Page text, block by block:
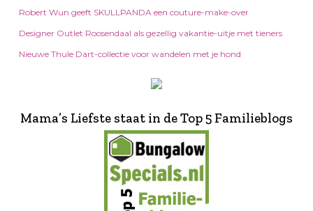
Robert Wun geeft SKULLPANDA een couture-make-over
Designer Outlet Roosendaal als gezellig vakantie-uitje met tieners
Nieuwe Thule Dart-collectie voor wandelen met je hond
Mama’s Liefste staat in de Top 5 Familieblogs